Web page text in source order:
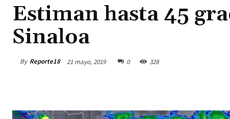
Estiman hasta 45
Sinaloa
By Reporte18 21 mayo, 2019 0 328